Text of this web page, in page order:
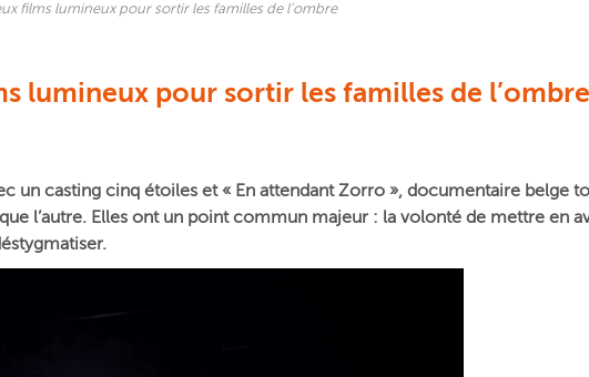
films lumineux pour sortir les familles de l’ombre
lumineux pour sortir les familles de l’ombre
un casting cinq étoiles et « En attendant Zorro », documentaire belge
l’autre. Elles ont un point commun majeur : la volonté de mettre en